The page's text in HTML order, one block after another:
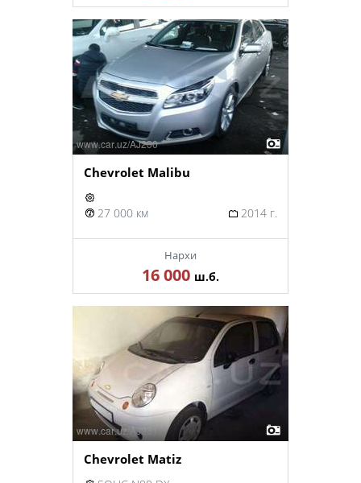
Chevrolet Malibu
27 000 км 2014 г.
Нархи
16 000 ш.б.
Chevrolet Matiz